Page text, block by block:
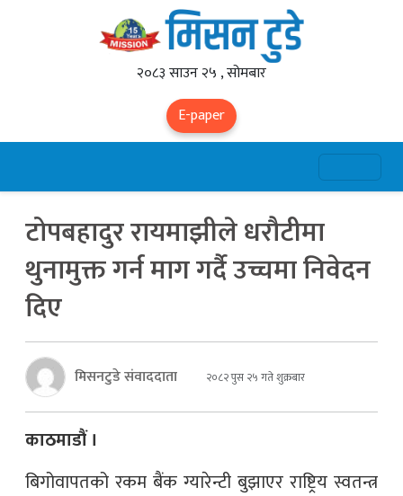
२०८३ साउन २५ , सोमबार
E-paper
टोपबहादुर रायमाझीले धरौटीमा
थुनामुक्त गर्न माग गर्दै उच्चमा निवेदन
दिए
मिसनटुडे संवाददाता २०८२ पुस २५ गते शुक्रबार
काठमाडौं ।
बिगोवापतको रकम बैंक ग्यारेन्टी बुझाएर राष्ट्रिय स्वतन्त्र